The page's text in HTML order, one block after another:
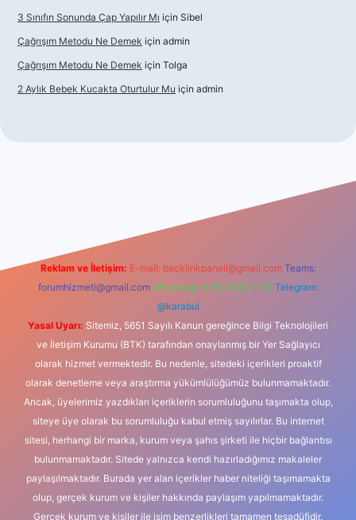
3 Sınıfın Sonunda Çap Yapılır Mı için Sibel
Çağrışım Metodu Ne Demek için admin
Çağrışım Metodu Ne Demek için Tolga
2 Aylık Bebek Kucakta Oturtulur Mu için admin
Reklam ve İletişim: E-mail: backlinkpaneli@gmail.com Teams:
forumhizmeti@gmail.com Whatsapp: 0262 606 0 726 Telegram:
@karabul
Yasal Uyarı: Sitemiz, 5651 Sayılı Kanun gereğince Bilgi Teknolojileri
ve İletişim Kurumu (BTK) tarafından onaylanmış bir Yer Sağlayıcı
olarak hizmet vermektedir. Bu nedenle, sitedeki içerikleri proaktif
olarak denetleme veya araştırma yükümlülüğümüz bulunmamaktadır.
Ancak, üyelerimiz yazdıkları içeriklerin sorumluluğunu taşımakta olup,
siteye üye olarak bu sorumluluğu kabul etmiş sayılırlar. Bu internet
sitesi, herhangi bir marka, kurum veya şahıs şirketi ile hiçbir bağlantısı
bulunmamaktadır. Sitede yalnızca kendi hazırladığımız makaleler
paylaşılmaktadır. Burada yer alan içerikler haber niteliği taşımamakta
olup, gerçek kurum ve kişiler hakkında paylaşım yapılmamaktadır.
Gerçek kurum ve kişiler ile isim benzerlikleri tamamen tesadüfidir.